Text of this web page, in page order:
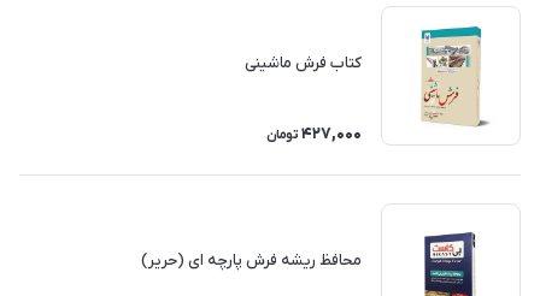
کتاب فرش ماشینی
427,000 تومان
محافظ ریشه فرش پارچه ای (حریر)